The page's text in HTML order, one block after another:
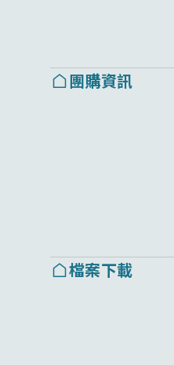
團購資訊
檔案下載